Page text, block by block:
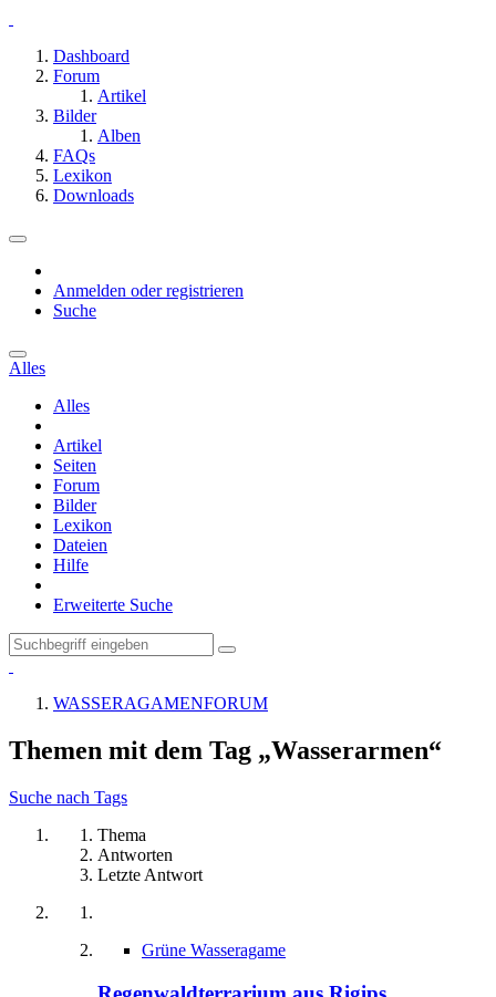
Dashboard
Forum
Artikel
Bilder
Alben
FAQs
Lexikon
Downloads
Anmelden oder registrieren
Suche
Alles
Alles
Artikel
Seiten
Forum
Bilder
Lexikon
Dateien
Hilfe
Erweiterte Suche
WASSERAGAMENFORUM
Themen mit dem Tag „Wasserarmen“
Suche nach Tags
Thema
Antworten
Letzte Antwort
Grüne Wasseragame